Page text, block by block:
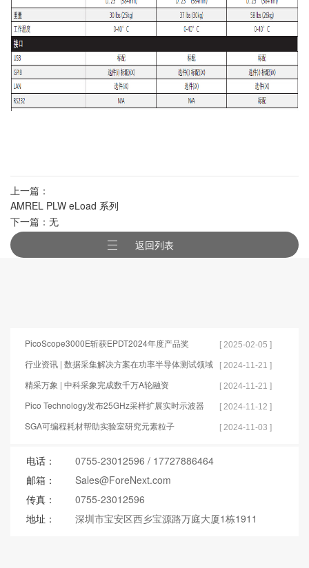
上一篇：
AMREL PLW eLoad 系列
下一篇：无
返回列表
PicoScope3000E斩获EPDT2024年度产品奖 [ 2025-02-05 ]
行业资讯 | 数据采集解决方案在功率半导体测试领域
的应用
[ 2024-11-21 ]
精采万象 | 中科采象完成数千万A轮融资 [ 2024-11-21 ]
Pico Technology发布25GHz采样扩展实时示波器 [ 2024-11-12 ]
SGA可编程耗材帮助实验室研究元素粒子 [ 2024-11-03 ]
电话： 0755-23012596 / 17727886464
邮箱：
Sales@ForeNext.com
传真：
0755-23012596
地址：
深圳市宝安区西乡宝源路万庭大厦1栋1911